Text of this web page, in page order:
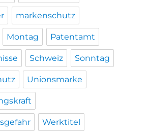
markenschutz
Montag Patentamt
Schweiz Sonntag
Unionsmarke
Werktitel